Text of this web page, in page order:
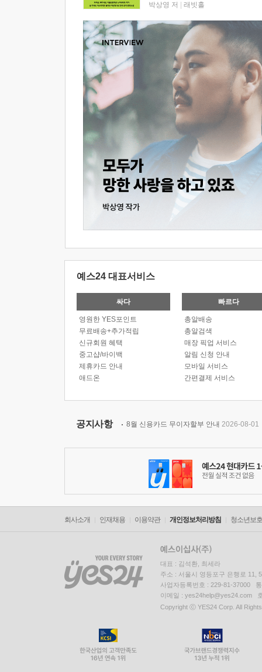
박상영 저 래빗홀
예스24 대표서비스
싸다
영원한 YES포인트
무료배송+추가적립
신규회원 혜택
중고샵/바이백
제휴카드 안내
애드온
빠르다
총알배송
총알검색
매장 픽업 서비스
알림 신청 안내
모바일 서비스
간편결제 서비스
공지사항 8월 신용카드 무이자할부 안내 2026-08-01
회사소개 인재채용 이용약관 개인정보처리방침 청소년보
대표 : 김석환, 최세라
주소 : 서울시 영등포구 은행로 11,
사업자등록번호 : 229-81-37000
이메일 : yes24help@yes24.com
Copyright ⓒ YES24 Corp. All